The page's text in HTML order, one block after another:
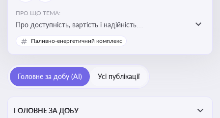
ПРО ЩО ТЕМА:
Про доступність, вартість і надійність
енергопостачання для бізнесу та вплив на економічну
стабільність
Паливно-енергетичний комплекс
Головне за добу (AI) Усі публікації
ГОЛОВНЕ ЗА ДОБУ